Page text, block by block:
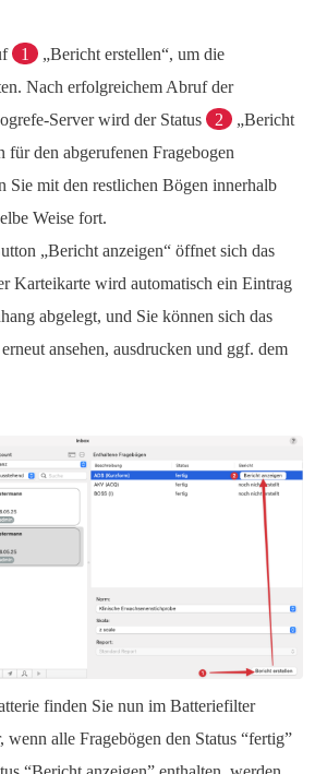
1
„Bericht erstellen“, um die
Nach erfolgreichem Abruf der
Server wird der Status
2
„Bericht
für den abgerufenen Fragebogen
Sie mit den restlichen Bögen innerhalb
Weise fort.
„Bericht anzeigen“ öffnet sich das
Karteikarte wird automatisch ein Eintrag
abgelegt, und Sie können sich das
ansehen, ausdrucken und ggf. dem
finden Sie nun im Batteriefilter
wenn alle Fragebögen den Status “fertig”